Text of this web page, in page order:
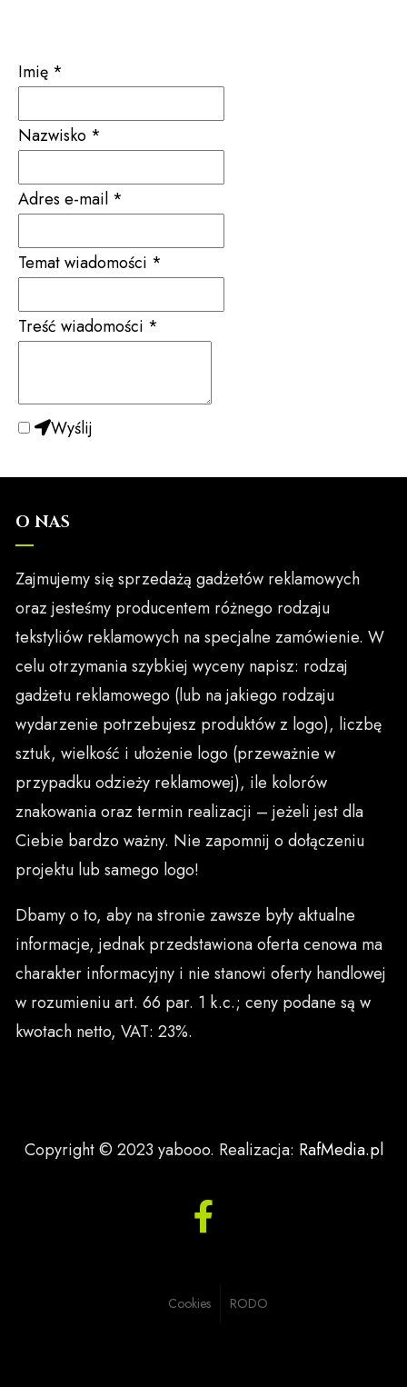
Imię *
Nazwisko *
Adres e-mail *
Temat wiadomości *
Treść wiadomości *
Wyślij
O NAS
Zajmujemy się sprzedażą gadżetów reklamowych
oraz jesteśmy producentem różnego rodzaju
tekstyliów reklamowych na specjalne zamówienie. W
celu otrzymania szybkiej wyceny napisz: rodzaj
gadżetu reklamowego (lub na jakiego rodzaju
wydarzenie potrzebujesz produktów z logo), liczbę
sztuk, wielkość i ułożenie logo (przeważnie w
przypadku odzieży reklamowej), ile kolorów
znakowania oraz termin realizacji – jeżeli jest dla
Ciebie bardzo ważny. Nie zapomnij o dołączeniu
projektu lub samego logo!
Dbamy o to, aby na stronie zawsze były aktualne
informacje, jednak przedstawiona oferta cenowa ma
charakter informacyjny i nie stanowi oferty handlowej
w rozumieniu art. 66 par. 1 k.c.; ceny podane są w
kwotach netto, VAT: 23%.
Copyright © 2023 yabooo. Realizacja: RafMedia.pl
Cookies RODO